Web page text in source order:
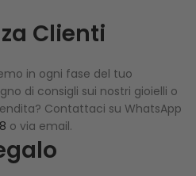
Clienti
in ogni fase del tuo
di consigli sui nostri gioielli o
Contattaci su WhatsApp
o via email.